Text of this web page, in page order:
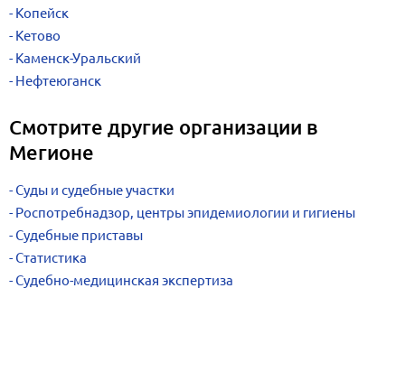
Копейск
Кетово
Каменск-Уральский
Нефтеюганск
Смотрите другие организации в
Мегионе
Суды и судебные участки
Роспотребнадзор, центры эпидемиологии и гигиены
Судебные приставы
Статистика
Судебно-медицинская экспертиза